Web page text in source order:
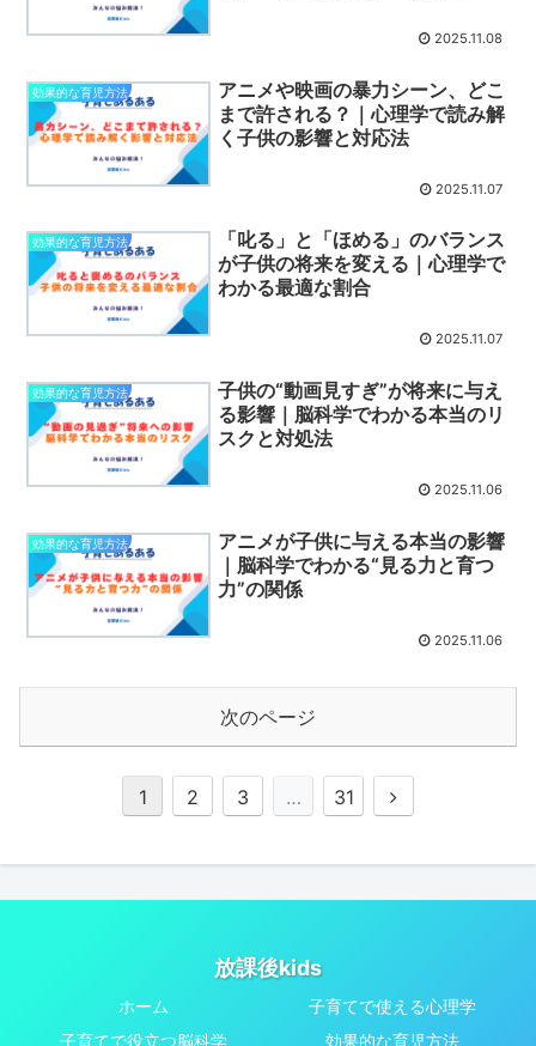
2025.11.08
効果的な育児方法
アニメや映画の暴力シーン、どこ
まで許される？｜心理学で読み解
く子供の影響と対応法
2025.11.07
効果的な育児方法
「叱る」と「ほめる」のバランス
が子供の将来を変える｜心理学で
わかる最適な割合
2025.11.07
効果的な育児方法
子供の“動画見すぎ”が将来に与え
る影響｜脳科学でわかる本当のリ
スクと対処法
2025.11.06
効果的な育児方法
アニメが子供に与える本当の影響
｜脳科学でわかる“見る力と育つ
力”の関係
2025.11.06
次のページ
1 2 3 … 31
次
放課後kids
ホーム
子育てで使える心理学
子育てで役立つ脳科学
効果的な育児方法